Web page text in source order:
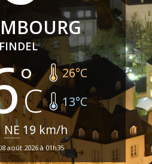
FINDEL
26°C
13°C
NE 19 km/h
août 2026 à 01h35